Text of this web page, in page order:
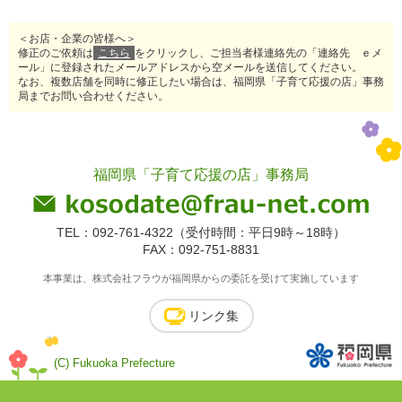
＜お店・企業の皆様へ＞
修正のご依頼は こちら をクリックし、ご担当者様連絡先の「連絡先 ｅメ
ール」に登録されたメールアドレスから空メールを送信してください。
なお、複数店舗を同時に修正したい場合は、福岡県「子育て応援の店」事務
局までお問い合わせください。
福岡県「子育て応援の店」事務局
TEL：092-761-4322（受付時間：平日9時～18時）
FAX：092-751-8831
本事業は、株式会社フラウが福岡県からの委託を受けて実施しています
リンク集
(C) Fukuoka Prefecture